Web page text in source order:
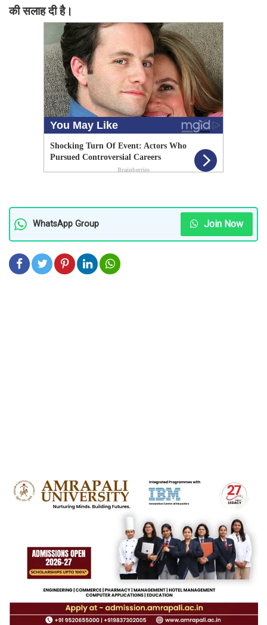
की सलाह दी है।
WhatsApp Group Join Now